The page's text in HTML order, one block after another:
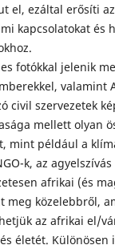
el, ezáltal erősíti
kapcsolatokat és
fotókkal jelenik
valamint
civil szervezetek
mellett olyan
mint például a
k, az
afrikai (és
meg közelebbről,
az afrikai el/
életét. Különösen